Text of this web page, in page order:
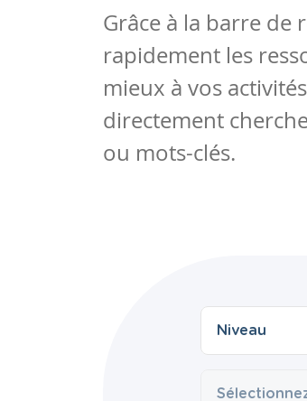
Grâce à la barre de
rapidement les
mieux à vos
directement
ou mots-clés.